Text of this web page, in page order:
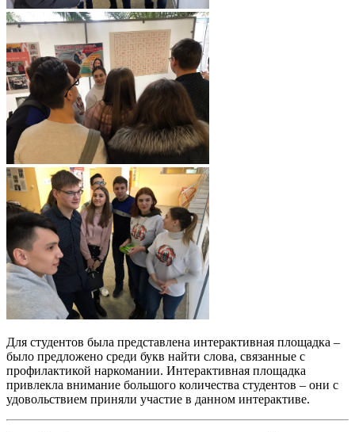
Для студентов была представлена интерактивная площадка –
было предложено среди букв найти слова, связанные с
профилактикой наркомании. Интерактивная площадка
привлекла внимание большого количества студентов – они с
удовольствием приняли участие в данном интерактиве.